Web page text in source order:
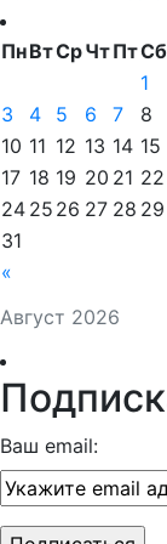
Август 2026
ПнВтСрЧтПтСб
«
1
3
4 5 6 7 8
10 11 12 13 14 15
17 18 19 20 21 22
24 25 26 27 28 29
31
Ваш email: